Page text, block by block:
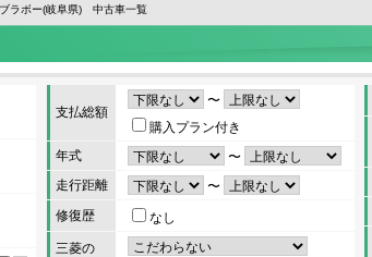
ブラボー(岐阜県) 中古車一覧
支払総額
〜
購入プラン付き
年式
〜
走行距離
〜
修復歴
なし
三菱の